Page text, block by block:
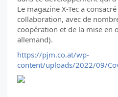
Le magazine X-Tec a
collaboration, avec de
coopération et de la mise en
allemand).
https://pjm.co.at/wp-
content/uploads/2022/09/